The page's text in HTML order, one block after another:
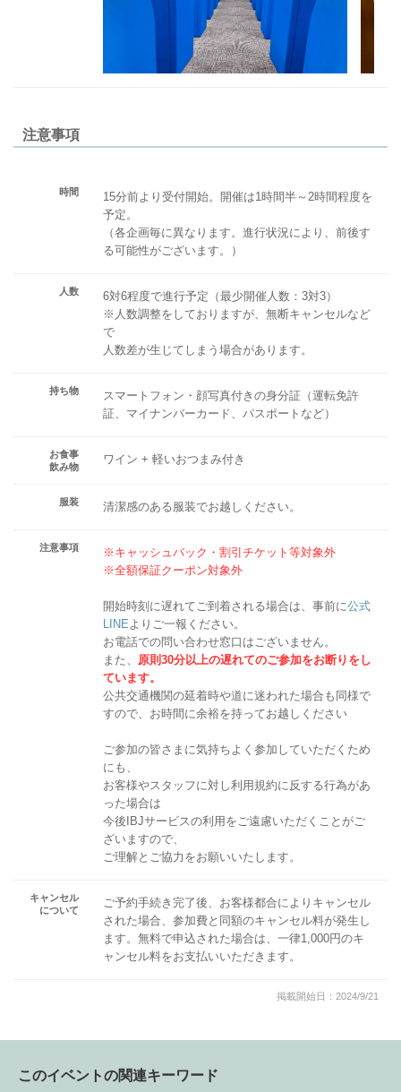
注意事項
時間
15分前より受付開始。開催は1時間半～2時間程度を
予定。
（各企画毎に異なります。進行状況により、前後す
る可能性がございます。）
人数
6対6程度で進行予定（最少開催人数：3対3）
※人数調整をしておりますが、無断キャンセルなど
で
人数差が生じてしまう場合があります。
持ち物
スマートフォン・顔写真付きの身分証（運転免許
証、マイナンバーカード、パスポートなど）
お食事
飲み物
ワイン + 軽いおつまみ付き
服装 清潔感のある服装でお越しください。
注意事項
※キャッシュバック・割引チケット等対象外
※全額保証クーポン対象外
開始時刻に遅れてご到着される場合は、事前に公式
LINE よりご一報ください。
お電話での問い合わせ窓口はございません。
また、 原則30分以上の遅れてのご参加をお断りをし
ています。
公共交通機関の延着時や道に迷われた場合も同様で
すので、お時間に余裕を持ってお越しください
ご参加の皆さまに気持ちよく参加していただくため
にも、
お客様やスタッフに対し利用規約に反する行為があ
った場合は
今後IBJサービスの利用をご遠慮いただくことがご
ざいますので、
ご理解とご協力をお願いいたします。
キャンセル
について
ご予約手続き完了後、お客様都合によりキャンセル
された場合、参加費と同額のキャンセル料が発生し
ます。無料で申込された場合は、一律1,000円のキ
ャンセル料をお支払いいただきます。
掲載開始日：2024/9/21
このイベントの関連キーワード